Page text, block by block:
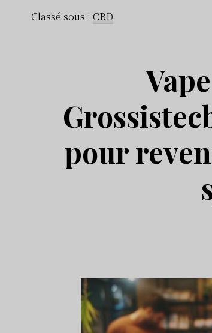
Classé sous : CBD
pour